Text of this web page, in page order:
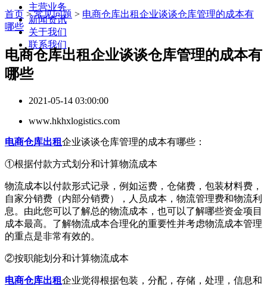
主营业务
新闻资讯
关于我们
联系我们
首页 >常见问题 > 电商仓库出租企业谈谈仓库管理的成本有
哪些
电商仓库出租企业谈谈仓库管理的成本有
哪些
2021-05-14 03:00:00
www.hkhxlogistics.com
电商仓库出租企业谈谈仓库管理的成本有哪些：
①根据付款方式划分和计算物流成本
物流成本以付款形式记录，例如运费，仓储费，包装材料费，
自家分销费（内部分销费），人员成本，物流管理费和物流利
息。由此您可以了解总的物流成本，也可以了解哪些资金项目
成本最高。了解物流成本合理化的重要性并考虑物流成本管理
的重点是非常有效的。
②按职能划分和计算物流成本
电商仓库出租企业觉得根据包装，分配，存储，处理，信息和